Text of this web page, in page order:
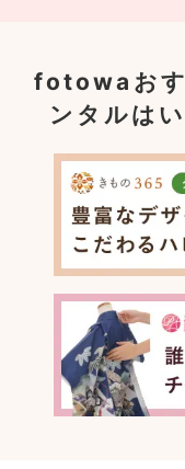
fotowaお
ンタルは